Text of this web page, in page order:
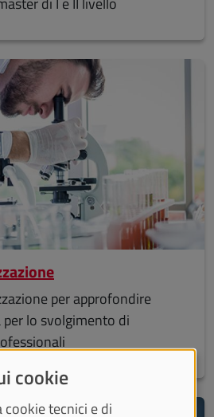
per approfondire
lo svolgimento di
cookie
tecnici e di